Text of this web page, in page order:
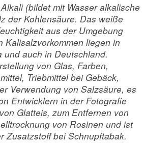
(bildet mit Wasser alkalische
der Kohlensäure. Das weiße
aus der Umgebung
liegen in
auch in Deutschland.
von Glas, Farben,
Triebmittel bei Gebäck,
Verwendung von Salzsäure, es
Entwicklern in der Fotografie
Glatteis, zum Entfernen von
von Rosinen und ist
Zusatzstoff bei Schnupftabak.